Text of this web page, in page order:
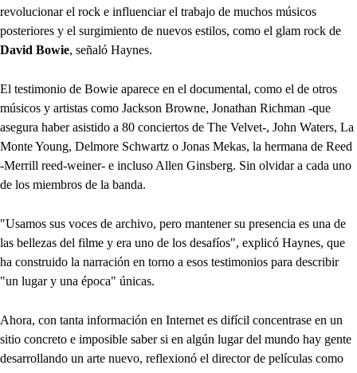
revolucionar el rock e influenciar el trabajo de muchos músicos
posteriores y el surgimiento de nuevos estilos, como el glam rock de
David Bowie, señaló Haynes.
El testimonio de Bowie aparece en el documental, como el de otros
músicos y artistas como Jackson Browne, Jonathan Richman -que
asegura haber asistido a 80 conciertos de The Velvet-, John Waters, La
Monte Young, Delmore Schwartz o Jonas Mekas, la hermana de Reed
-Merrill reed-weiner- e incluso Allen Ginsberg. Sin olvidar a cada uno
de los miembros de la banda.
"Usamos sus voces de archivo, pero mantener su presencia es una de
las bellezas del filme y era uno de los desafíos", explicó Haynes, que
ha construido la narración en torno a esos testimonios para describir
"un lugar y una época" únicas.
Ahora, con tanta información en Internet es difícil concentrase en un
sitio concreto e imposible saber si en algún lugar del mundo hay gente
desarrollando un arte nuevo, reflexionó el director de películas como